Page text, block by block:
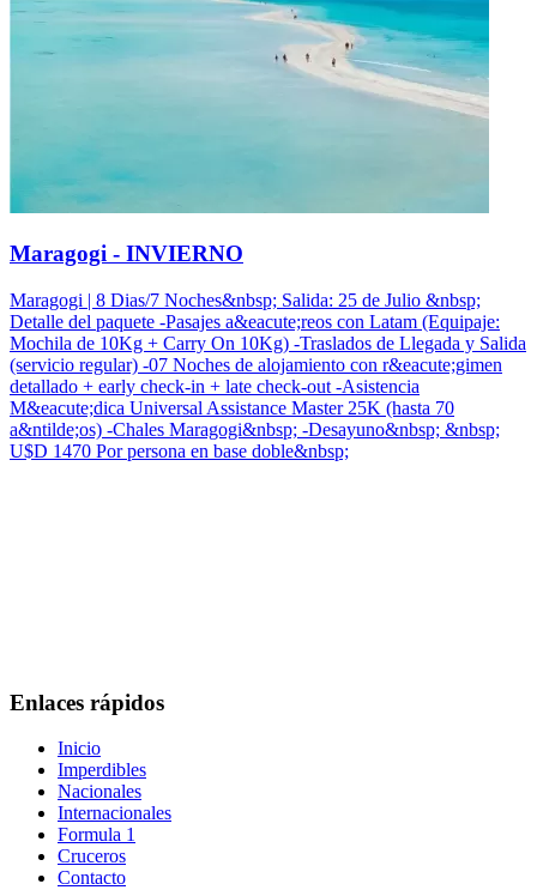
Maragogi - INVIERNO
Maragogi | 8 Dias/7 Noches&nbsp; Salida: 25 de Julio &nbsp;
Detalle del paquete -Pasajes a&eacute;reos con Latam (Equipaje:
Mochila de 10Kg + Carry On 10Kg) -Traslados de Llegada y Salida
(servicio regular) -07 Noches de alojamiento con r&eacute;gimen
detallado + early check-in + late check-out -Asistencia
M&eacute;dica Universal Assistance Master 25K (hasta 70
a&ntilde;os) -Chales Maragogi&nbsp; -Desayuno&nbsp; &nbsp;
U$D 1470 Por persona en base doble&nbsp;
Enlaces rápidos
Inicio
Imperdibles
Nacionales
Internacionales
Formula 1
Cruceros
Contacto